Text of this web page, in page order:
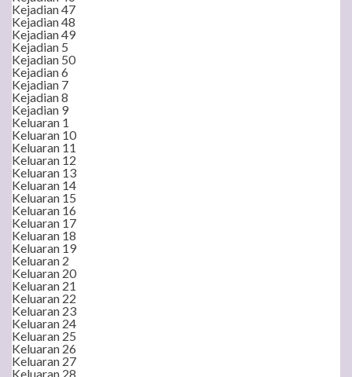
Kejadian 47
Kejadian 48
Kejadian 49
Kejadian 5
Kejadian 50
Kejadian 6
Kejadian 7
Kejadian 8
Kejadian 9
Keluaran 1
Keluaran 10
Keluaran 11
Keluaran 12
Keluaran 13
Keluaran 14
Keluaran 15
Keluaran 16
Keluaran 17
Keluaran 18
Keluaran 19
Keluaran 2
Keluaran 20
Keluaran 21
Keluaran 22
Keluaran 23
Keluaran 24
Keluaran 25
Keluaran 26
Keluaran 27
Keluaran 28